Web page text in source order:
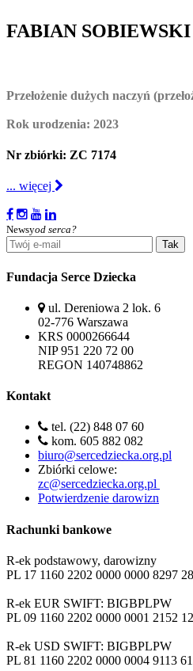
FABIAN SOBIEWSKI
Przełożenie dużych naczyń
Rok urodzenia: 2023
Nr zbiórki: ZC 7174
... więcej
Newsyod serca?
Tak
Fundacja Serce Dziecka
ul. Dereniowa 2 lok. 6
02-776 Warszawa
KRS 0000266644
NIP 951 220 72 00
REGON 140748862
Kontakt
tel. (22) 848 07 60
kom. 605 882 082
biuro@sercedziecka.org.pl
Zbiórki celowe:
zc@sercedziecka.org.pl
Potwierdzenie darowizn
Rachunki bankowe
R-ek podstawowy, darowizny
PL 17 1160 2202 0000 0000 8297
R-ek EUR SWIFT: BIGBPLPW
PL 09 1160 2202 0000 0001 2152
R-ek USD SWIFT: BIGBPLPW
PL 81 1160 2202 0000 0004 9113